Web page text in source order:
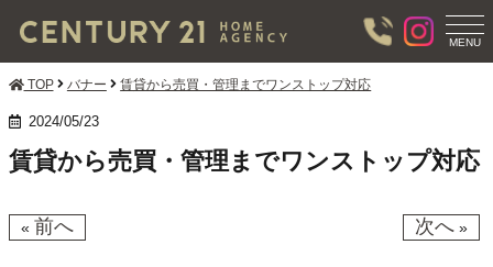
T
O
G
A
G
A
MENU
TOP バナー 賃貸から売買・管理までワンストップ対応
2024/05/23
賃貸から売買・管理までワンストップ対応
« 前へ 次へ »